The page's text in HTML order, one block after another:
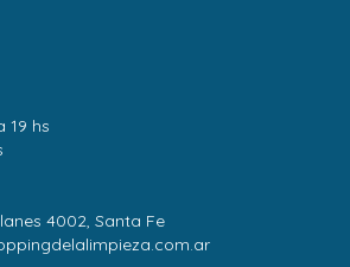
19 hs
4002, Santa Fe